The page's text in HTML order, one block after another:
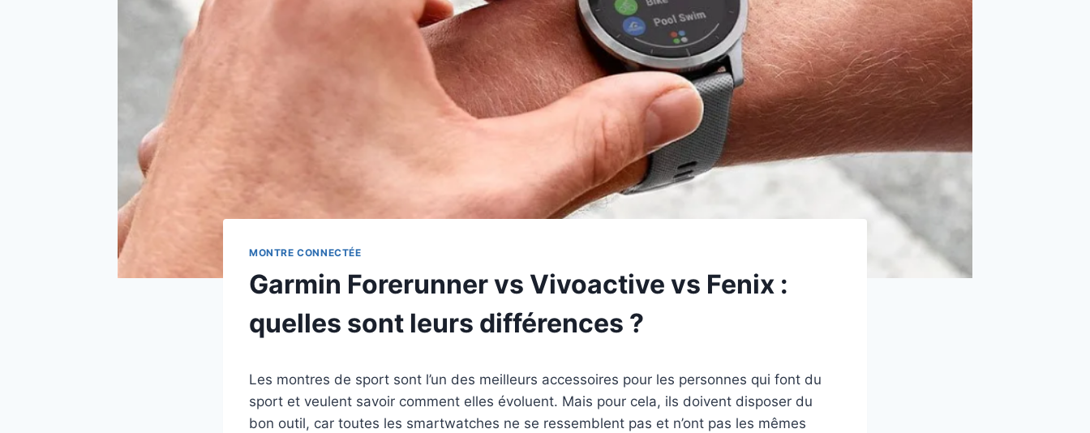
MONTRE CONNECTÉE
Garmin Forerunner vs Vivoactive vs Fenix :
quelles sont leurs différences ?
Les montres de sport sont l’un des meilleurs accessoires pour les personnes qui font du
sport et veulent savoir comment elles évoluent. Mais pour cela, ils doivent disposer du
bon outil, car toutes les smartwatches ne se ressemblent pas et n’ont pas les mêmes